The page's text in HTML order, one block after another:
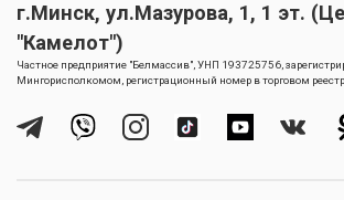
г.Минск, ул.Мазурова, 1, 1 эт.
"Камелот")
Частное предприятие "Белмассив", УНП 193725756,
Мингорисполкомом, регистрационный номер в торговом